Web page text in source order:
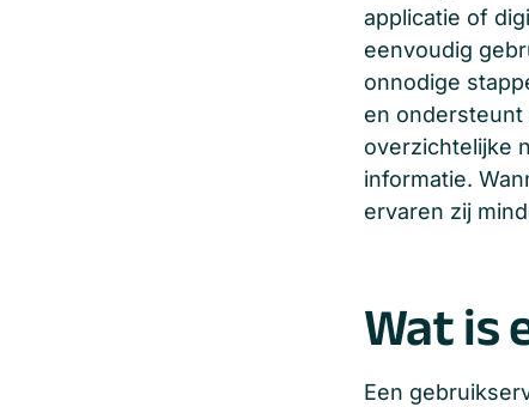
applicatie of
eenvoudig
onnodige
en ondersteunt
overzichtelijke
informatie.
ervaren zij
Wat is
Een